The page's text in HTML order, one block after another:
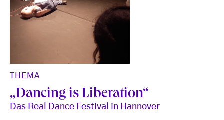
THEMA
„Dancing is Liberation“
Das Real Dance Festival in Hannover